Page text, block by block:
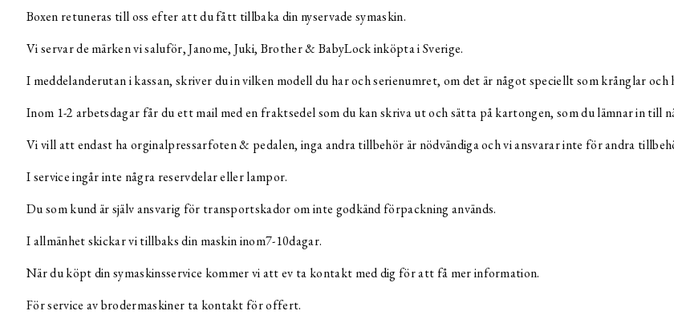
Boxen retuneras till oss efter att du fått tillbaka din nyservade symaskin.
Vi servar de märken vi saluför, Janome, Juki, Brother & BabyLock inköpta i Sverige.
I meddelanderutan i kassan, skriver du in vilken modell du har och serienumret, om det är något speciellt som krånglar och
Inom 1-2 arbetsdagar får du ett mail med en fraktsedel som du kan skriva ut och sätta på kartongen, som du lämnar in till
Vi vill att endast ha orginalpressarfoten & pedalen, inga andra tillbehör är nödvändiga och vi ansvarar inte för andra
I service ingår inte några reservdelar eller lampor.
Du som kund är själv ansvarig för transportskador om inte godkänd förpackning används.
I allmänhet skickar vi tillbaks din maskin inom7-10dagar.
När du köpt din symaskinsservice kommer vi att ev ta kontakt med dig för att få mer information.
För service av brodermaskiner ta kontakt för offert.